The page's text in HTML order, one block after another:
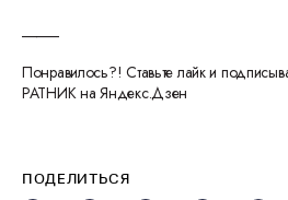
Понравилось?! Ставьте лайк и
РАТНИК на Яндекс.Дзен
ПОДЕЛИТЬСЯ